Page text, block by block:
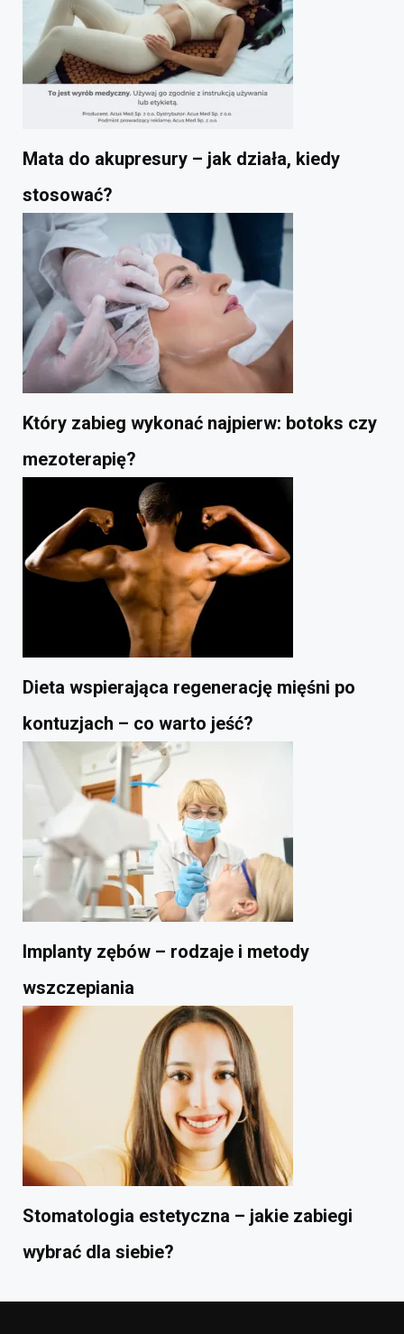
Mata do akupresury – jak działa, kiedy
stosować?
Który zabieg wykonać najpierw: botoks czy
mezoterapię?
Dieta wspierająca regenerację mięśni po
kontuzjach – co warto jeść?
Implanty zębów – rodzaje i metody
wszczepiania
Stomatologia estetyczna – jakie zabiegi
wybrać dla siebie?